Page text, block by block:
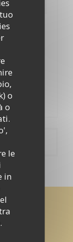
o
o
le
in
du
*